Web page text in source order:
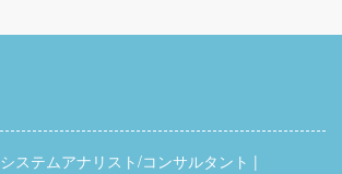
システムアナリスト/コンサルタント